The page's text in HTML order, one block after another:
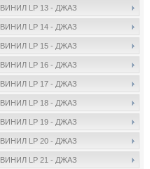
ВИНИЛ LP 13 - ДЖАЗ
ВИНИЛ LP 14 - ДЖАЗ
ВИНИЛ LP 15 - ДЖАЗ
ВИНИЛ LP 16 - ДЖАЗ
ВИНИЛ LP 17 - ДЖАЗ
ВИНИЛ LP 18 - ДЖАЗ
ВИНИЛ LP 19 - ДЖАЗ
ВИНИЛ LP 20 - ДЖАЗ
ВИНИЛ LP 21 - ДЖАЗ